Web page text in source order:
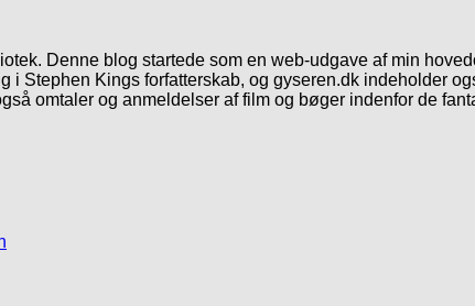
Denne blog startede som en web-udgave af min
Stephen Kings forfatterskab, og gyseren.dk indeholder
omtaler og anmeldelser af film og bøger indenfor de